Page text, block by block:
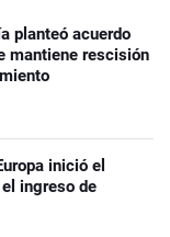
planteó acuerdo
mantiene rescisión
inició el
ingreso de